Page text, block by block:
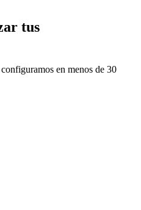
tus
en menos de 30